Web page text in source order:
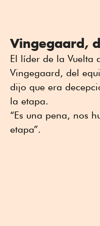
Vingegaard,
El líder de la Vuelta
Vingegaard, del
dijo que era
la etapa.
“Es una pena, nos
etapa”.